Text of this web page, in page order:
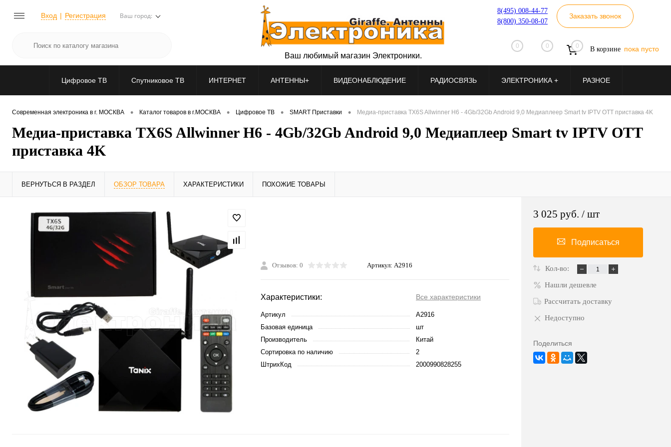
Вход Регистрация Ваш город:
8(495) 008-44-77
8(800) 350-08-07
Заказать звонок
0 0 0 В корзине пока пусто
Ваш любимый магазин Электроники.
Цифровое ТВ Спутниковое ТВ ИНТЕРНЕТ АНТЕННЫ+ ВИДЕОНАБЛЮДЕНИЕ РАДИОСВЯЗЬ ЭЛЕКТРОНИКА + РАЗНОЕ
Современная электроника в г. МОСКВА • Каталог товаров в г.МОСКВА • Цифровое ТВ • SMART Приставки • Медиа-приставка TX6S Allwinner H6 - 4Gb/32Gb Android 9,0 Медиаплеер Smart tv IPTV OTT приставка 4K
Медиа-приставка TX6S Allwinner H6 - 4Gb/32Gb Android 9,0 Медиаплеер Smart tv IPTV OTT
приставка 4K
ВЕРНУТЬСЯ В РАЗДЕЛ ОБЗОР ТОВАРА ХАРАКТЕРИСТИКИ ПОХОЖИЕ ТОВАРЫ
Отзывов: 0 Артикул: A2916
Характеристики: Все характеристики
Артикул
A2916
Базовая единица
шт
Производитель
Китай
Сортировка по наличию
2
ШтрихКод
2000990828255
3 025 руб. / шт
Подписаться
Кол-во:
Нашли дешевле
Рассчитать доставку
Недоступно
Поделиться